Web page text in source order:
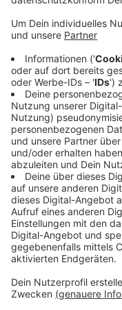
Anzeige
Eine Seniorin hatte
Polizei. Als sie
dem Auto helfen
versuchte noch,
aber zu Boden, so
den Abhang
Fahrzeuge.
Der Sachschaden
fünfstelligen
kommen konnte,
Anzeige